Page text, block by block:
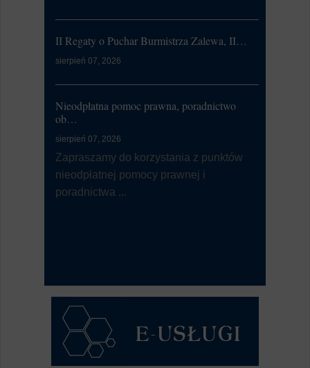
II Regaty o Puchar Burmistrza Zalewa, II…
sierpień 07, 2026
Nieodpłatna pomoc prawna, poradnictwo
ob…
sierpień 07, 2026
Zapraszamy do korzystania z punktów
nieodpłatnej pomocy prawnej i
poradnictwa ...